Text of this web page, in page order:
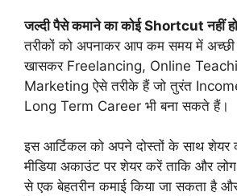
जल्दी पैसे कमाने का कोई Shortcut नहीं
तरीकों को अपनाकर आप कम समय में
खासकर Freelancing, Online
Marketing ऐसे तरीके हैं जो तुरंत
Long Term Career भी बना सकते हैं।
इस आर्टिकल को अपने दोस्तों के साथ
मीडिया अकाउंट पर शेयर करें ताकि और
से एक बेहतरीन कमाई किया जा सकता है